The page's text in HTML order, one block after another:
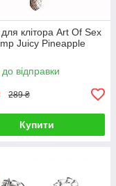
клітора Art Of Sex
Juicy Pineapple
відправки
289 ₴
Купити